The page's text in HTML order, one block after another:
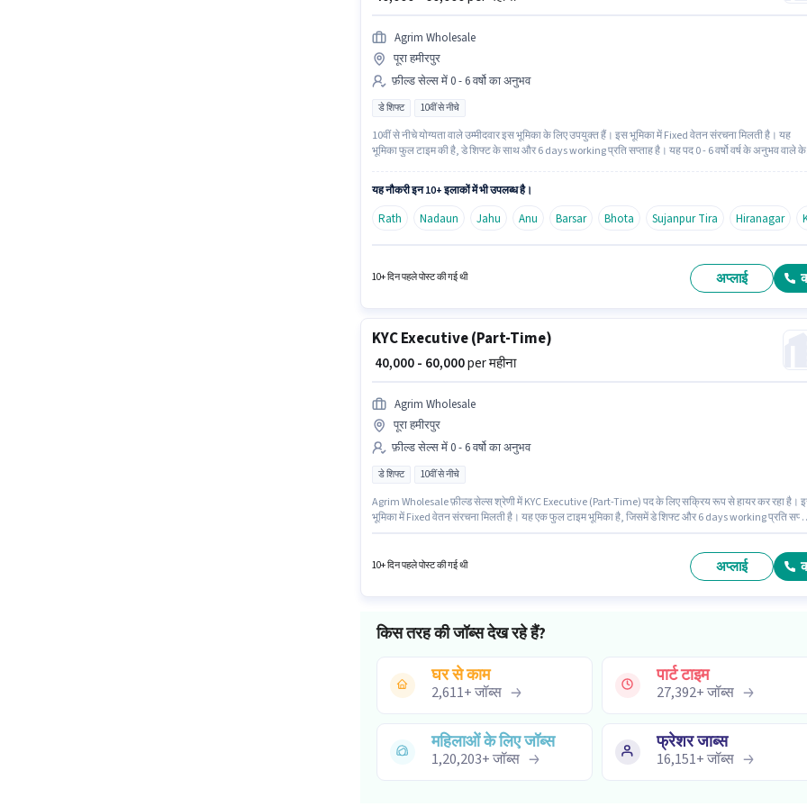
Agrim Wholesale
पूरा हमीरपुर
फ़ील्ड सेल्स में 0 - 6 वर्षो का अनुभव
डे शिफ्ट 10वीं से नीचे
10वीं से नीचे योग्यता वाले उम्मीदवार इस भूमिका के लिए उपयुक्त हैं। इस भूमिका में Fixed वेतन संरचना मिलती है। यह
भूमिका फुल टाइम की है, डे शिफ्ट के साथ और 6 days working प्रति सप्ताह है। यह पद 0 - 6 वर्षो वर्ष के अनुभव वाले के
(Part-Time) के रूप में जुड़ें।
यह नौकरी इन 10+ इलाकों में भी उपलब्ध है।
Rath Nadaun Jahu Anu Barsar Bhota Sujanpur Tira Hiranagar
10+ दिन पहले पोस्ट की गई थी अप्लाई
KYC Executive (Part-Time)
₹ 40,000 - 60,000per महीना
Agrim Wholesale
पूरा हमीरपुर
फ़ील्ड सेल्स में 0 - 6 वर्षो का अनुभव
डे शिफ्ट 10वीं से नीचे
Agrim Wholesale फ़ील्ड सेल्स श्रेणी में KYC Executive (Part-Time) पद के लिए सक्रिय रूप से हायर कर रहा है।
भूमिका में Fixed वेतन संरचना मिलती है। यह एक फुल टाइम भूमिका है, जिसमें डे शिफ्ट और 6 days working प्रति
10+ दिन पहले पोस्ट की गई थी अप्लाई
किस तरह की जॉब्स देख रहे हैं?
घर से काम
2,611+जॉब्स
पार्ट टाइम
27,392+जॉब्स
महिलाओं के लिए जॉब्स
1,20,203+जॉब्स
फ्रेशर जाब्स
16,151+जॉब्स